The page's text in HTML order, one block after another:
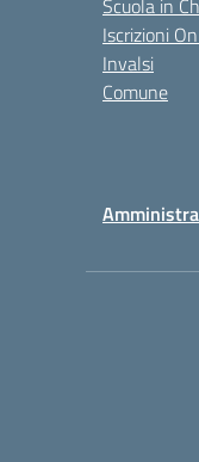
Scuola in
Iscrizioni
Invalsi
Comune